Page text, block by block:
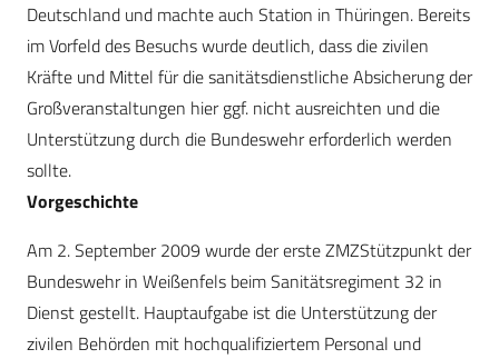
Deutschland und machte auch Station in Thüringen. Bereits
im Vorfeld des Besuchs wurde deutlich, dass die zivilen
Kräfte und Mittel für die sanitätsdienstliche Absicherung der
Großveranstaltungen hier ggf. nicht ausreichten und die
Unterstützung durch die Bundeswehr erforderlich werden
sollte.
Vorgeschichte
Am 2. September 2009 wurde der erste ZMZStützpunkt der
Bundeswehr in Weißenfels beim Sanitätsregiment 32 in
Dienst gestellt. Hauptaufgabe ist die Unterstützung der
zivilen Behörden mit hochqualifiziertem Personal und